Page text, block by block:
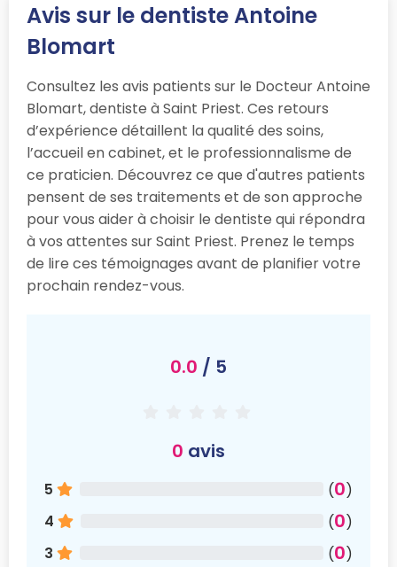
Avis sur le dentiste Antoine
Blomart
Consultez les avis patients sur le Docteur Antoine
Blomart, dentiste à Saint Priest. Ces retours
d’expérience détaillent la qualité des soins,
l’accueil en cabinet, et le professionnalisme de
ce praticien. Découvrez ce que d'autres patients
pensent de ses traitements et de son approche
pour vous aider à choisir le dentiste qui répondra
à vos attentes sur Saint Priest. Prenez le temps
de lire ces témoignages avant de planifier votre
prochain rendez-vous.
0.0 / 5
0 avis
5 (0)
4
(0)
3
(0)